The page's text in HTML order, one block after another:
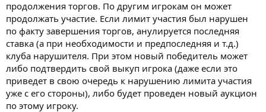
продолжения торгов. По другим игрокам он может
продолжать участие. Если лимит участия был нарушен
по факту завершения торгов, анулируется последняя
ставка (а при необходимости и предпоследняя и т.д.)
клуба нарушителя. При этом новый победитель может
либо подтвердить свой выкуп игрока (даже если это
приведет в свою очередь к нарушению лимита участия
уже с его стороны), либо будет проведен новый аукцион
по этому игроку.